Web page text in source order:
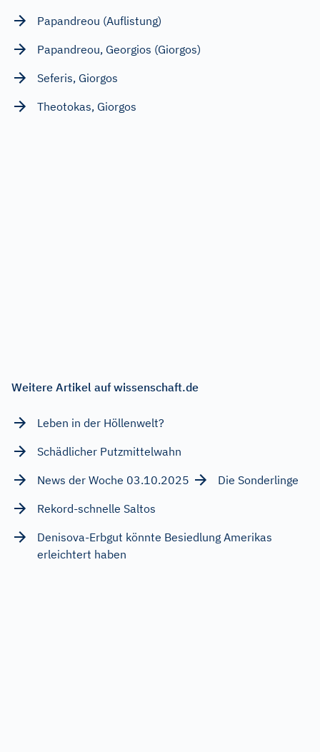
Papandreou (Auflistung)
Papandreou, Georgios (Giorgos)
Seferis, Giorgos
Theotokas, Giorgos
Weitere Artikel auf wissenschaft.de
Leben in der Höllenwelt?
Schädlicher Putzmittelwahn
News der Woche 03.10.2025
Die Sonderlinge
Rekord-schnelle Saltos
Denisova-Erbgut könnte Besiedlung Amerikas
erleichtert haben